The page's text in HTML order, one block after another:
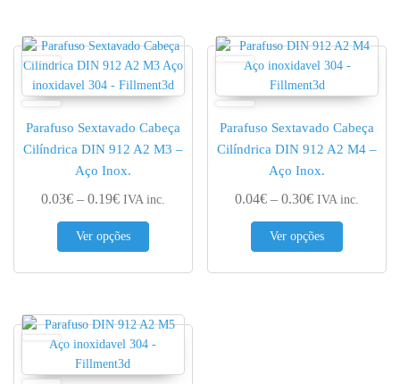
Parafuso Sextavado Cabeça
Cilíndrica DIN 912 A2 M3 –
Aço Inox.
0.03€ – 0.19€Price range: 0.03€ through 0.19€
IVA inc.
Ver opções
This product has multiple variants. The options
Parafuso Sextavado Cabeça
Cilíndrica DIN 912 A2 M4 –
Aço Inox.
0.04€ – 0.30€Price range:
IVA inc.
Ver opções
This